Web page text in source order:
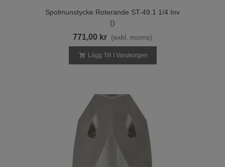
Spolmunstycke Roterande ST-49.1 1/4 Inv
()
771,00 kr (exkl. moms)
Lägg Till I Varukorgen